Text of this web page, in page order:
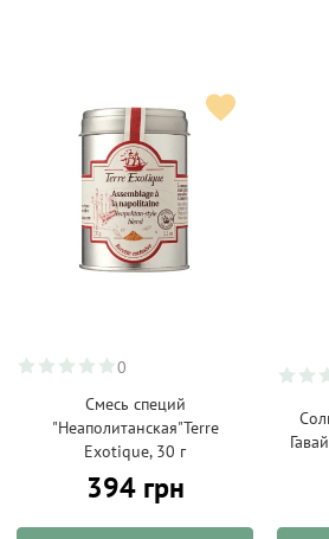
0
Смесь специй
"Неаполитанская"Terre
Exotique, 30 г
394 грн